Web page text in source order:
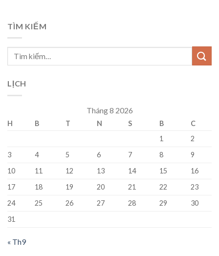
TÌM KIẾM
LỊCH
Tháng 8 2026
H B T N S B
C
1
2
3
4 5 6 7 8
9
10
11 12 13 14 15
16
17
18 19 20 21 22
23
24
25 26 27 28 29
30
31
« Th9